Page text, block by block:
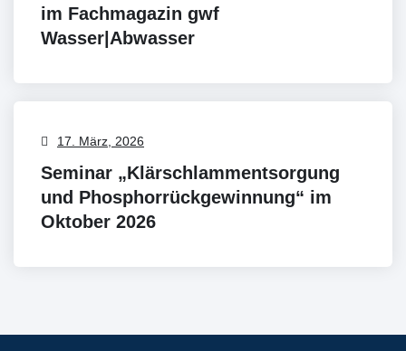
im Fachmagazin gwf
Wasser|Abwasser
17. März, 2026
Seminar „Klärschlammentsorgung
und Phosphorrückgewinnung“ im
Oktober 2026